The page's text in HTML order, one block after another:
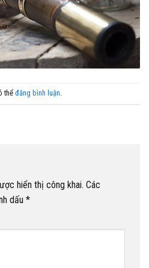
thể đăng bình luận.
hiển thị công khai. Các
dấu *